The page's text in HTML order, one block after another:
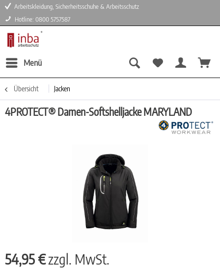
Arbeitskleidung, Sicherheitsschuhe & Arbeitsschutz
Hotline: 0800 5757587
Menü
Übersicht Jacken
4PROTECT® Damen-Softshelljacke MARYLAND
54,95 €zzgl. MwSt.